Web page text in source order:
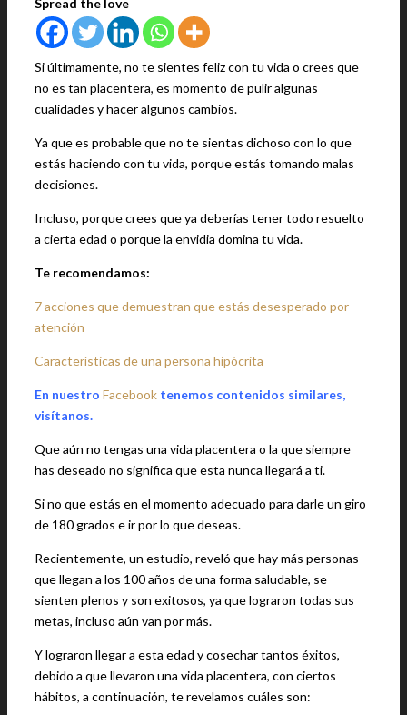
Spread the love
Si últimamente, no te sientes feliz con tu vida o crees que
no es tan placentera, es momento de pulir algunas
cualidades y hacer algunos cambios.
Ya que es probable que no te sientas dichoso con lo que
estás haciendo con tu vida, porque estás tomando malas
decisiones.
Incluso, porque crees que ya deberías tener todo resuelto
a cierta edad o porque la envidia domina tu vida.
Te recomendamos:
7 acciones que demuestran que estás desesperado por
atención
Características de una persona hipócrita
En nuestro Facebook tenemos contenidos similares,
visítanos.
Que aún no tengas una vida placentera o la que siempre
has deseado no significa que esta nunca llegará a ti.
Si no que estás en el momento adecuado para darle un giro
de 180 grados e ir por lo que deseas.
Recientemente, un estudio, reveló que hay más personas
que llegan a los 100 años de una forma saludable, se
sienten plenos y son exitosos, ya que lograron todas sus
metas, incluso aún van por más.
Y lograron llegar a esta edad y cosechar tantos éxitos,
debido a que llevaron una vida placentera, con ciertos
hábitos, a continuación, te revelamos cuáles son: